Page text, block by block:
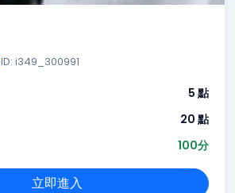
ID: i349_300991
5 點
20 點
100分
立即進入